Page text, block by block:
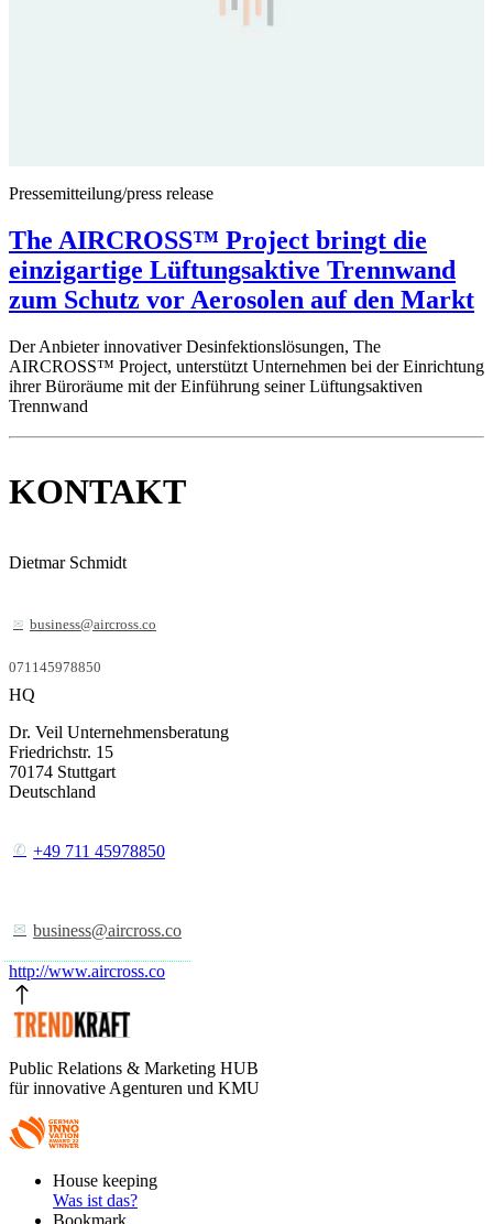
Pressemitteilung/press release
The AIRCROSS™ Project bringt die
einzigartige Lüftungsaktive Trennwand
zum Schutz vor Aerosolen auf den Markt
Der Anbieter innovativer Desinfektionslösungen, The
AIRCROSS™ Project, unterstützt Unternehmen bei der Einrichtung
ihrer Büroräume mit der Einführung seiner Lüftungsaktiven
Trennwand
KONTAKT
Dietmar Schmidt
business@aircross.co
071145978850
HQ
Dr. Veil Unternehmensberatung
Friedrichstr. 15
70174 Stuttgart
Deutschland
+49 711 45978850
business@aircross.co
http://www.aircross.co
Public Relations & Marketing HUB
für innovative Agenturen und KMU
FooterHouse keeping
Was ist das?